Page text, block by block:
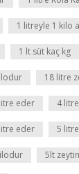
1 litreyle 1 kilo
1 lt süt kaç kg
18 litre
eder 4
eder 5
5lt